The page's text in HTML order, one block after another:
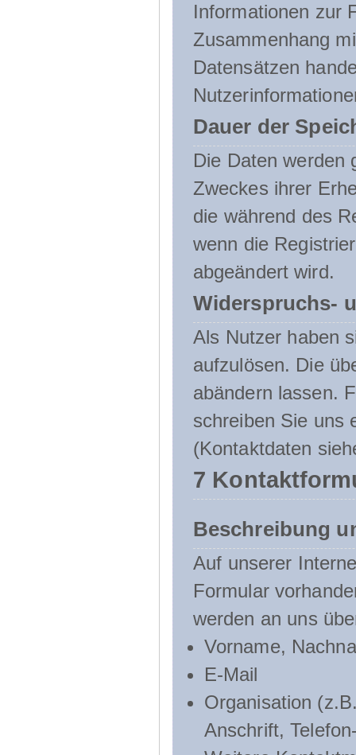
Informationen zur
Zusammenhang
Datensätzen
Dauer der
Die Daten werden
Zweckes ihrer
die während des
wenn die
abgeändert wird.
Widerspruchs-
Als Nutzer haben
aufzulösen. Die
abändern lassen.
schreiben Sie uns
(Kontaktdaten
7
Beschreibung
Auf unserer
Formular
werden an uns
Vorname,
E-Mail
Organisation
Anschrift,